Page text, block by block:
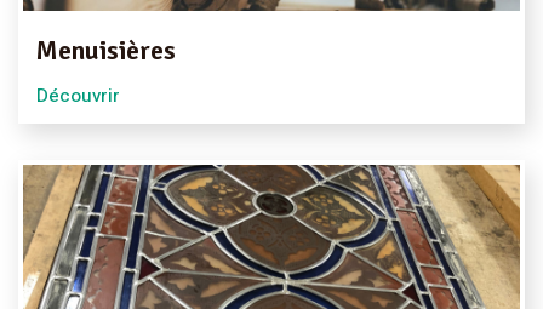
Menuisières
Découvrir